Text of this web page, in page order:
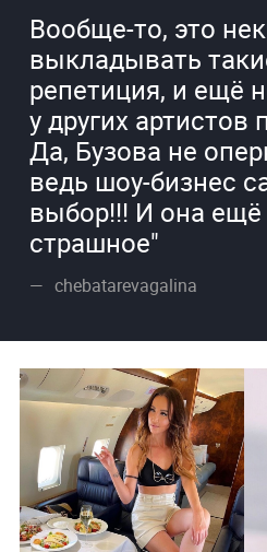
Вообще-то, это
выкладывать
репетиция, и ещё
у других артистов
Да, Бузова не
ведь шоу-бизнес
выбор!!! И она
страшное"
chebatarevagalina